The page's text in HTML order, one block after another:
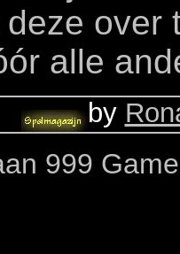
over
alle
by
999